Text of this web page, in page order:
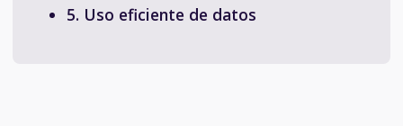
5. Uso eficiente de datos